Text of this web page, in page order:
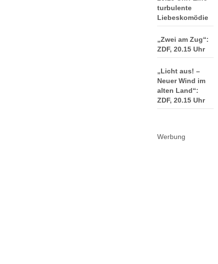
turbulente
Liebeskomödie
„Zwei am Zug“:
ZDF, 20.15 Uhr
„Licht aus! –
Neuer Wind im
alten Land“:
ZDF, 20.15 Uhr
Werbung